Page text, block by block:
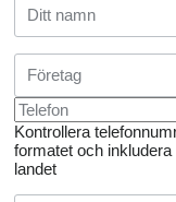
Kontrollera
formatet och inkludera
landet